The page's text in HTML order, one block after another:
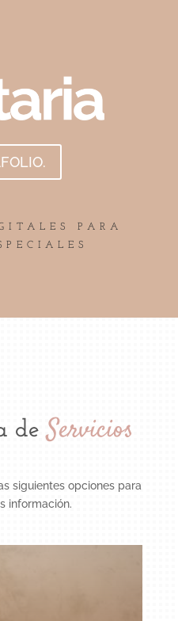
PARA
deServicios
siguientes opciones para
información.